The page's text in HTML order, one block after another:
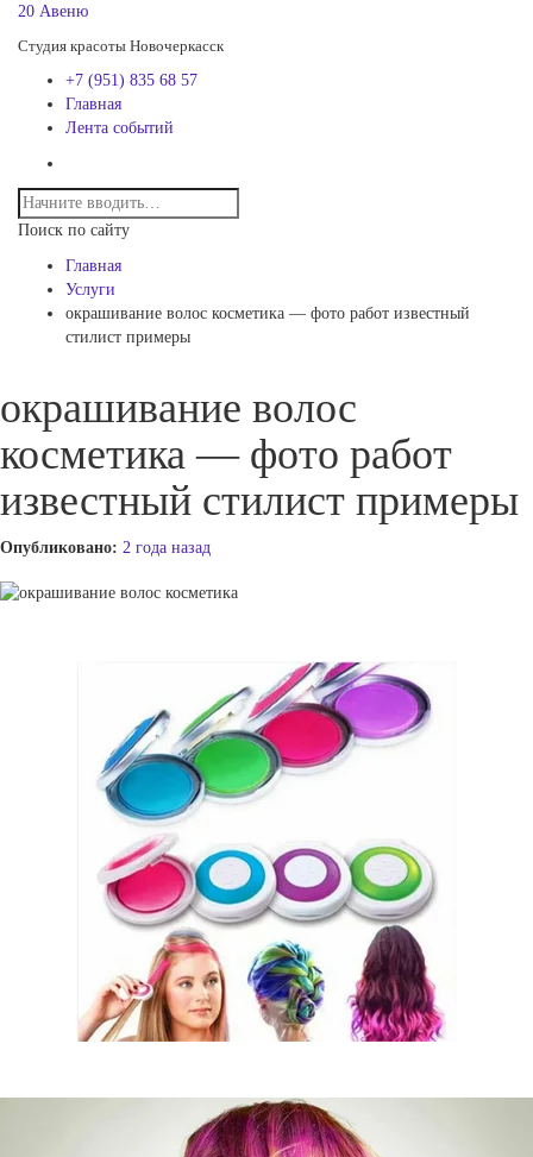
20 Авеню
Студия красоты Новочеркасск
+7 (951) 835 68 57
Главная
Лента событий
Поиск по сайту
Главная
Услуги
окрашивание волос косметика — фото работ известный
стилист примеры
окрашивание волос
косметика — фото работ
известный стилист примеры
Опубликовано: 2 года назад